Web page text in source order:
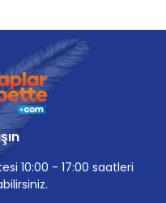
10:00 - 17:00 saatleri